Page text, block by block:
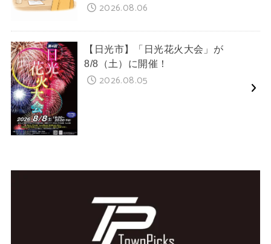
2026.08.06
【日光市】「日光花火大会」が
8/8（土）に開催！
2026.08.05